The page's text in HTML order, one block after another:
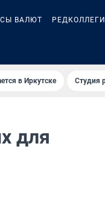
ВАЛЮТ
в Иркутске Студия
для